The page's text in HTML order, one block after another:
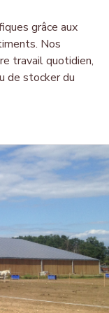
grâce aux
Nos
travail quotidien,
de stocker du